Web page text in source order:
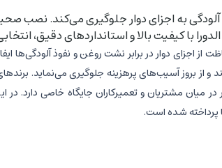
به اجزای دوار جلوگیری می‌کند. نصب
با کیفیت بالا و استانداردهای دقیق،
دوار در برابر نشت روغن و نفوذ آلودگی‌ها
آسیب‌های پرهزینه جلوگیری می‌نماید. برندهای
در میان مشتریان و تعمیرکاران جایگاه خاصی دارد.
پرداخته شده است.